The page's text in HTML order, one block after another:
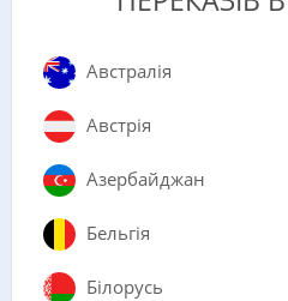
Австралія
Австрія
Азербайджан
Бельгія
Білорусь